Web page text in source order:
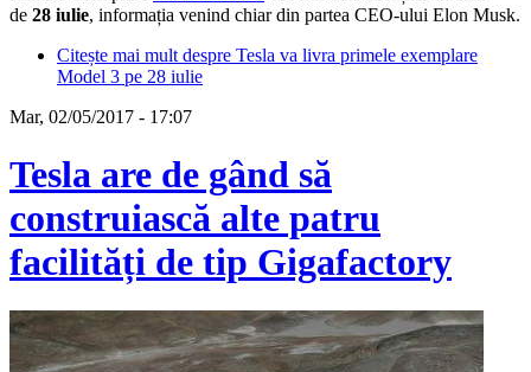
de 28 iulie, informația venind chiar din partea CEO-ului Elon Musk.
Citește mai mult despre Tesla va livra primele exemplare
Model 3 pe 28 iulie
Mar, 02/05/2017 - 17:07
Tesla are de gând să
construiască alte patru
facilități de tip Gigafactory